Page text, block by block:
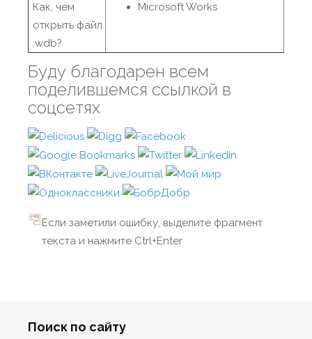
Как, чем
открыть файл
.wdb?
Microsoft Works
Буду благодарен всем
поделившемся ссылкой в
соцсетях
Если заметили ошибку, выделите фрагмент
текста и нажмите Ctrl+Enter
Поиск по сайту